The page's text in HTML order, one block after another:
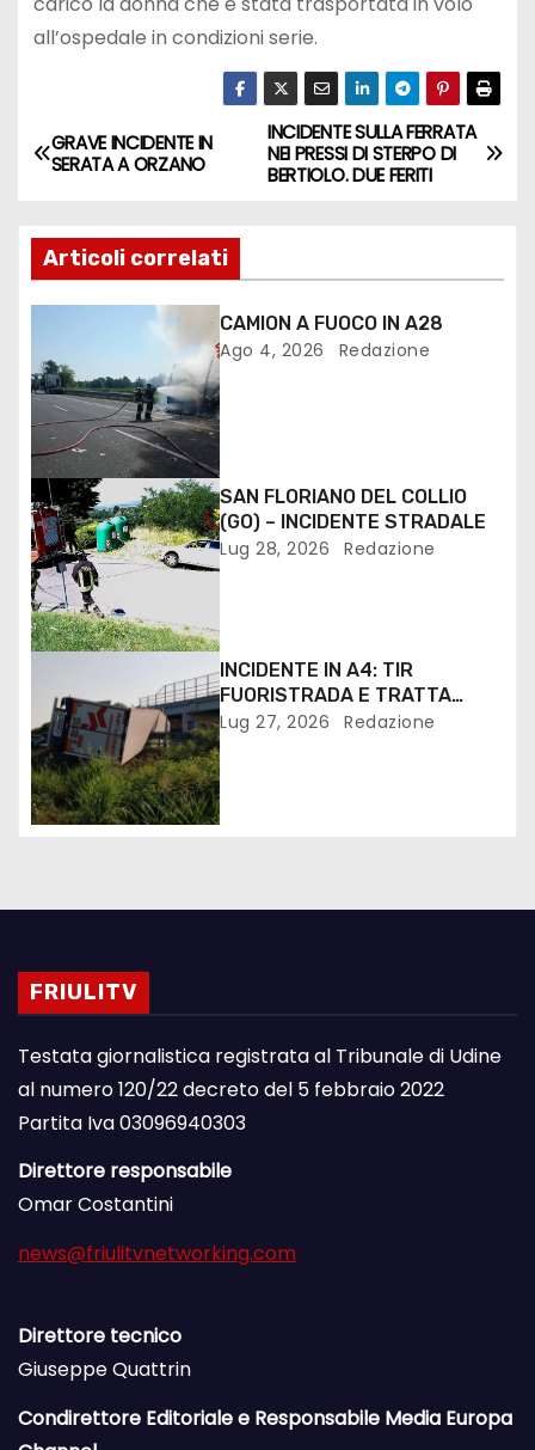
all’ospedale in condizioni serie.
INCIDENTE SULLA FERRATA
NEI PRESSI DI STERPO DI
BERTIOLO. DUE FERITI
GRAVE INCIDENTE IN
SERATA A ORZANO
Articoli correlati
CAMION A FUOCO IN A28
Ago 4, 2026 Redazione
SAN FLORIANO DEL COLLIO
(GO) – INCIDENTE STRADALE
Lug 28, 2026 Redazione
INCIDENTE IN A4: TIR
FUORISTRADA E TRATTA
VILLESSE PALMANOVA
Lug 27, 2026 Redazione
FRIULITV
Testata giornalistica registrata al Tribunale di Udine
al numero 120/22 decreto del 5 febbraio 2022
Partita Iva 03096940303
Direttore responsabile
Omar Costantini
news@friulitvnetworking.com
Direttore tecnico
Giuseppe Quattrin
Condirettore Editoriale e Responsabile Media Europa